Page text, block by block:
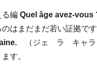
る編 Quel âge avez-vous
はまだまだ若い証拠で
（ジェ ラ キャラ
す。